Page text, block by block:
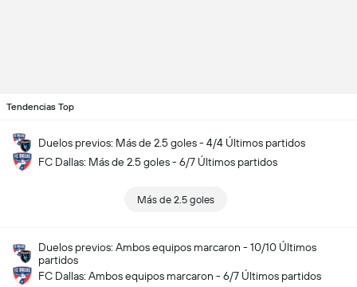
Tendencias Top
Duelos previos: Más de 2.5 goles - 4/4 Últimos partidos
FC Dallas: Más de 2.5 goles - 6/7 Últimos partidos
Más de 2.5 goles
Duelos previos: Ambos equipos marcaron - 10/10 Últimos
partidos
FC Dallas: Ambos equipos marcaron - 6/7 Últimos partidos